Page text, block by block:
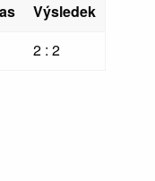
Výsledek
2 : 2